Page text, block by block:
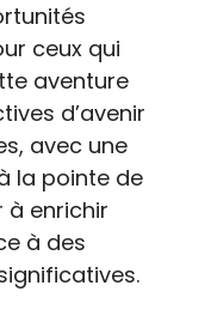
ceux qui
aventure
d’avenir
avec une
la pointe de
à enrichir
à des